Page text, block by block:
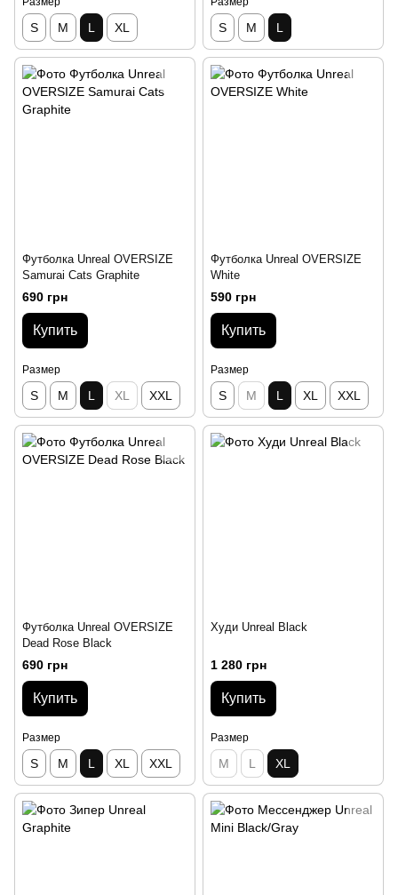
S M L XL S M L
Футболка Unreal OVERSIZE
Samurai Cats Graphite
690 грн
Купить
Размер
S M L XL XXL
Футболка Unreal OVERSIZE
White
590 грн
Купить
Размер
S M L XL XXL
Футболка Unreal OVERSIZE
Dead Rose Black
690 грн
Купить
Размер
S M L XL XXL
Худи Unreal Black
1 280 грн
Купить
Размер
M L XL